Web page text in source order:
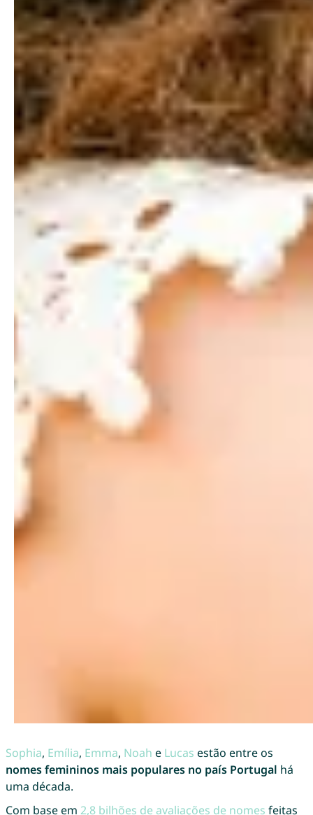
Sophia, Emília, Emma, Noah e Lucas estão entre os
nomes femininos mais populares no país Portugal há
uma década.
Com base em 2,8 bilhões de avaliações de nomes feitas